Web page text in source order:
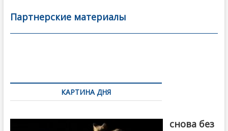
b
o
er l
а
в
Партнерские материалы
по
записямКАРТИНА ДНЯ
снова без